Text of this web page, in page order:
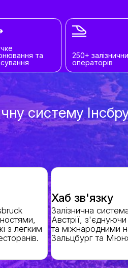
та
250+
операторів
систему
з легким
Хаб зв'язку
Залізнична
Австрії,
та міжнародними
Зальцбург та